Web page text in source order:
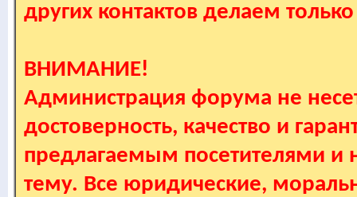
других контактов делаем
ВНИМАНИЕ!
Администрация форума не
достоверность, качество и
предлагаемым посетителями и
тему. Все юридические,